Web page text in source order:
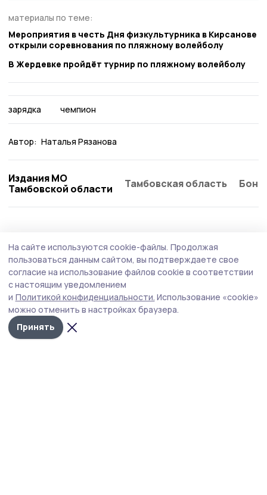
материалы по теме:
Мероприятия в честь Дня физкультурника в Кирсанове
открыли соревнования по пляжному волейболу
В Жердевке пройдёт турнир по пляжному волейболу
зарядка чемпион
Автор: Наталья Рязанова
Издания МО
Тамбовской области
Тамбовская область
О своих победах в спорте участникам СВО
рассказали ветераны из Рассказова
В филиале регионального фонда «Защитники
Отечества» прошла встреча «Навигатор спортивных
возможностей».
На сайте используются cookie-файлы. Продолжая
пользоваться данным сайтом, вы подтверждаете свое
согласие на использование файлов cookie в соответствии
с настоящим уведомлением
и Политикой конфиденциальности. Использование «cookie»
можно отменить в настройках браузера.
Принять